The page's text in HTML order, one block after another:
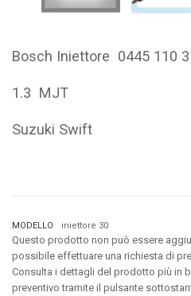
Bosch Iniettore 0445 110
1.3 MJT
Suzuki Swift
MODELLO iniettore 30
Questo prodotto non può essere
possibile effettuare una richiesta di
Consulta i dettagli del prodotto più in
preventivo tramite il pulsante